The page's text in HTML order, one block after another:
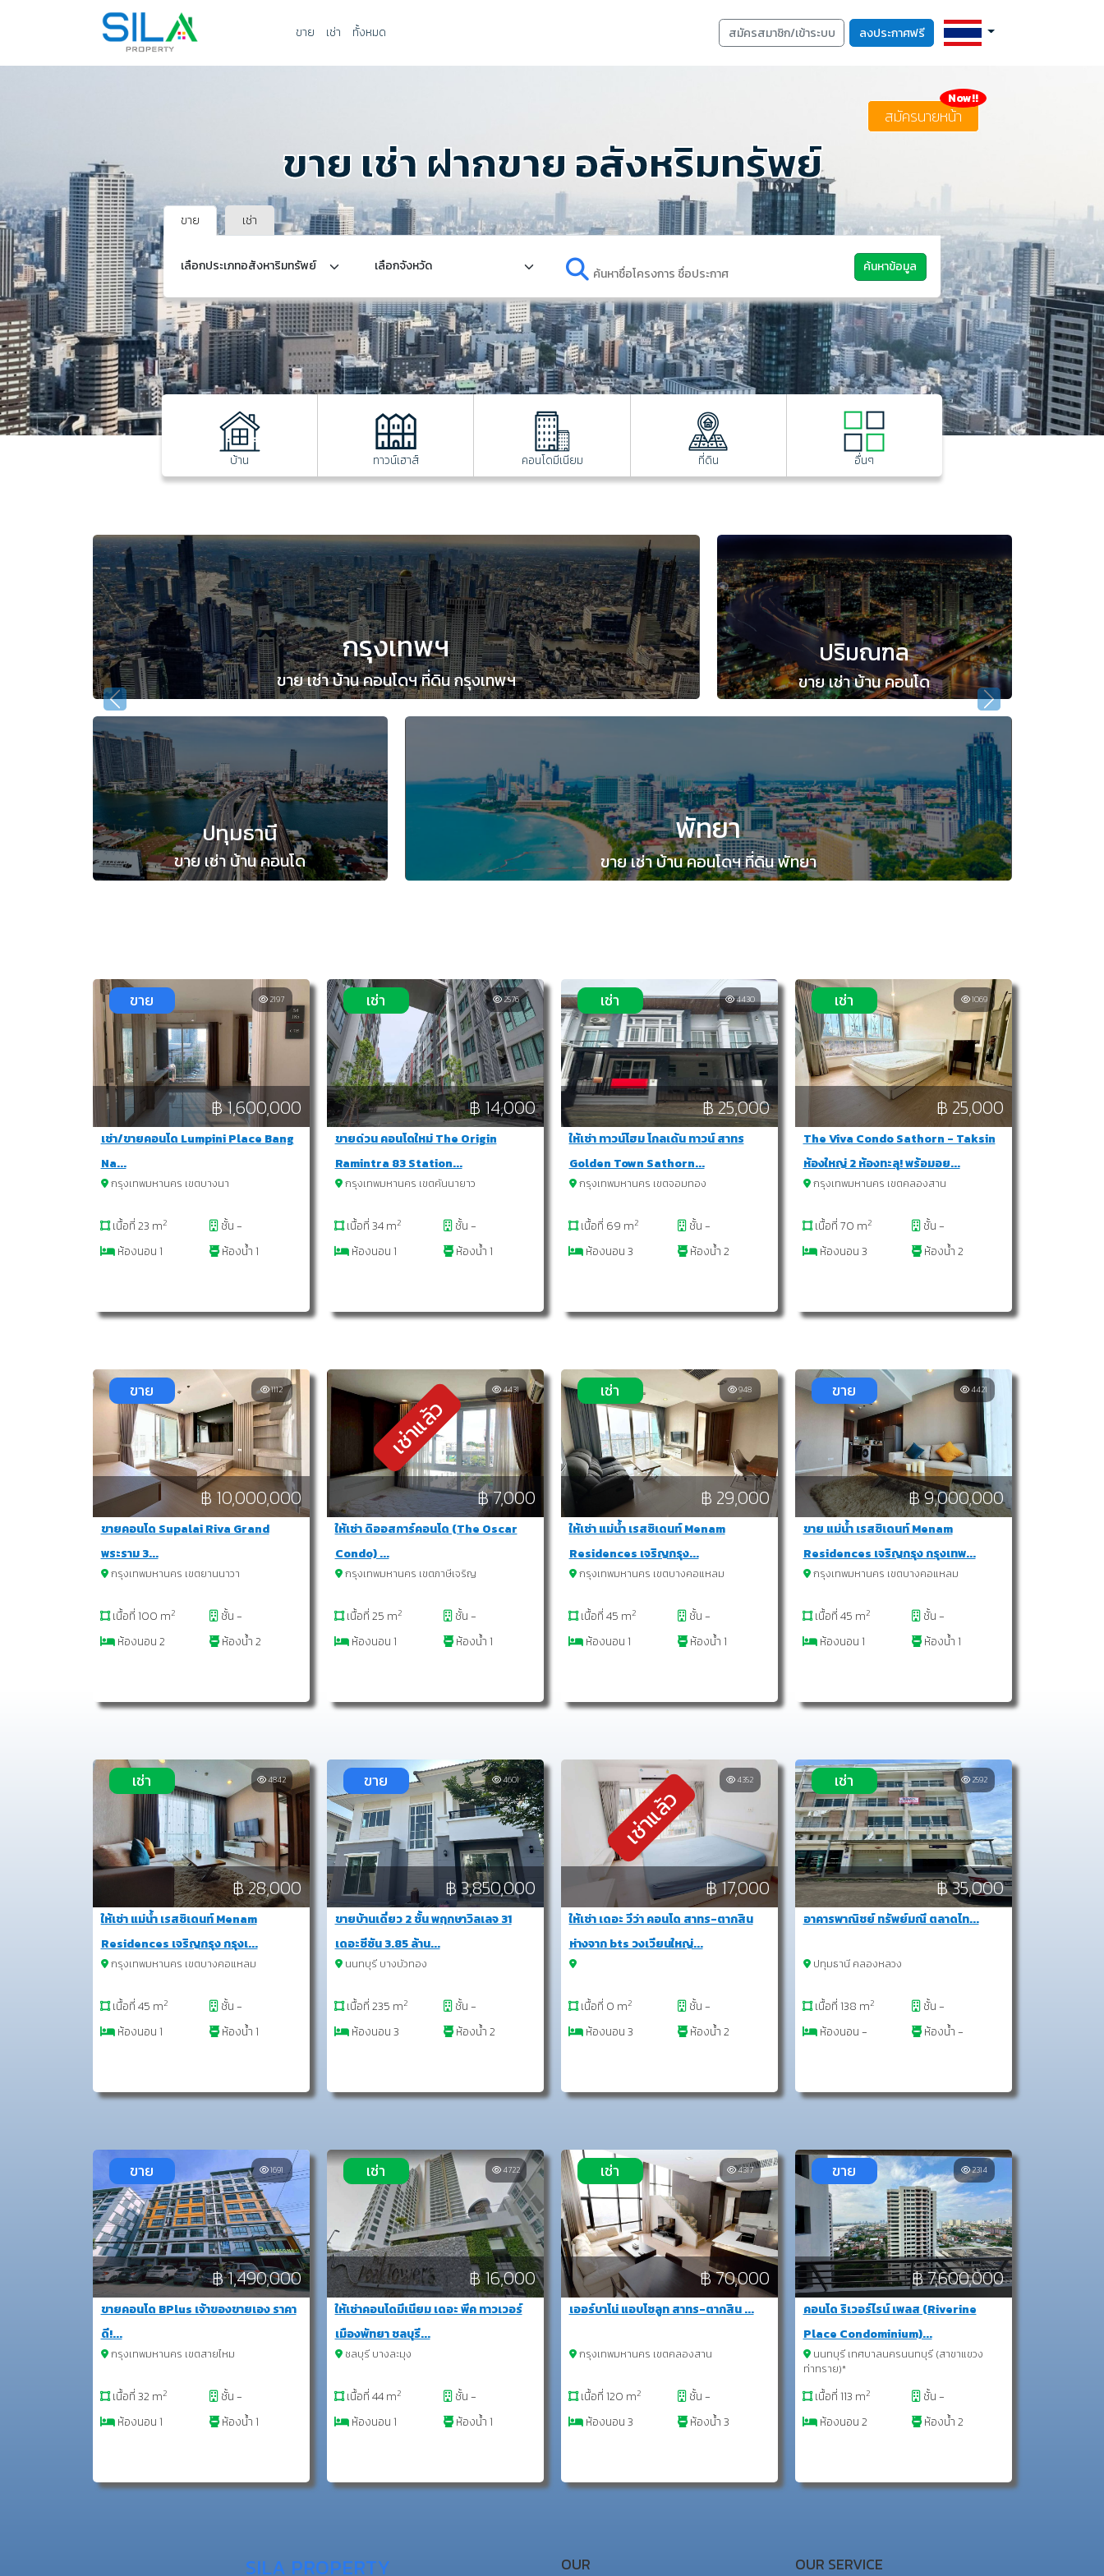
ขาย เช่า ทั้งหมด สมัครสมาชิก/เข้าระบบ ลงประกาศฟรี
สมัครนายหน้า
Now!!
ขาย เช่า ฝากขาย อสังหริมทรัพย์
ขาย เช่า
ค้นหาข้อมูล
บ้าน ทาวน์เฮาส์ คอนโดมีเนียม ที่ดิน อื่นๆ
กรุงเทพฯ
ขาย เช่า บ้าน คอนโดฯ ที่ดิน กรุงเทพฯ
ปริมณฑล
ขาย เช่า บ้าน คอนโด
ปทุมธานี
ขาย เช่า บ้าน คอนโด
พัทยา
ขาย เช่า บ้าน คอนโดฯ ที่ดิน พัทยา
ขาย 2197
฿ 1,600,000
เช่า/ขายคอนโด Lumpini Place Bang
Na...
กรุงเทพมหานคร เขตบางนา
เนื้อที่ 23 m2
ชั้น -
ห้องนอน 1
ห้องน้ำ 1
เช่า 2576
฿ 14,000
ขายด่วน คอนโดใหม่ The Origin
Ramintra 83 Station...
กรุงเทพมหานคร เขตคันนายาว
เนื้อที่ 34 m2
ชั้น -
ห้องนอน 1
ห้องน้ำ 1
เช่า 4430
฿ 25,000
ให้เช่า ทาวน์โฮม โกลเด้น ทาวน์ สาทร
Golden Town Sathorn...
กรุงเทพมหานคร เขตจอมทอง
เนื้อที่ 69 m2
ชั้น -
ห้องนอน 3
ห้องน้ำ 2
เช่า 1069
฿ 25,000
The Viva Condo Sathorn - Taksin
ห้องใหญ่ 2 ห้องทะลุ! พร้อมอย...
กรุงเทพมหานคร เขตคลองสาน
เนื้อที่ 70 m2
ชั้น -
ห้องนอน 3
ห้องน้ำ 2
ขาย 1112
฿ 10,000,000
ขายคอนโด Supalai Riva Grand
พระราม 3...
กรุงเทพมหานคร เขตยานนาวา
เนื้อที่ 100 m2
ชั้น -
ห้องนอน 2
ห้องน้ำ 2
เช่าแล้ว
4431
฿ 7,000
ให้เช่า ดิออสการ์คอนโด (The Oscar
Condo) ...
กรุงเทพมหานคร เขตภาษีเจริญ
เนื้อที่ 25 m2
ชั้น -
ห้องนอน 1
ห้องน้ำ 1
เช่า 948
฿ 29,000
ให้เช่า แม่น้ำ เรสซิเดนท์ Menam
Residences เจริญกรุง...
กรุงเทพมหานคร เขตบางคอแหลม
เนื้อที่ 45 m2
ชั้น -
ห้องนอน 1
ห้องน้ำ 1
ขาย 4421
฿ 9,000,000
ขาย แม่น้ำ เรสซิเดนท์ Menam
Residences เจริญกรุง กรุงเทพ...
กรุงเทพมหานคร เขตบางคอแหลม
เนื้อที่ 45 m2
ชั้น -
ห้องนอน 1
ห้องน้ำ 1
เช่า 4842
฿ 28,000
ให้เช่า แม่น้ำ เรสซิเดนท์ Menam
Residences เจริญกรุง กรุงเ...
กรุงเทพมหานคร เขตบางคอแหลม
เนื้อที่ 45 m2
ชั้น -
ห้องนอน 1
ห้องน้ำ 1
ขาย 4601
฿ 3,850,000
ขายบ้านเดี่ยว 2 ชั้น พฤกษาวิลเลจ 31
เดอะซีซัน 3.85 ล้าน...
นนทบุรี บางบัวทอง
เนื้อที่ 235 m2
ชั้น -
ห้องนอน 3
ห้องน้ำ 2
เช่าแล้ว
4352
฿ 17,000
ให้เช่า เดอะ วีว่า คอนโด สาทร-ตากสิน
ห่างจาก bts วงเวียนใหญ่...
เนื้อที่ 0 m2
ชั้น -
ห้องนอน 3
ห้องน้ำ 2
เช่า 2592
฿ 35,000
อาคารพาณิชย์ ทรัพย์มณี ตลาดไท...
ปทุมธานี คลองหลวง
เนื้อที่ 138 m2
ชั้น -
ห้องนอน -
ห้องน้ำ -
ขาย 1691
฿ 1,490,000
ขายคอนโด BPlus เจ้าของขายเอง ราคา
ดี!...
กรุงเทพมหานคร เขตสายไหม
เนื้อที่ 32 m2
ชั้น -
ห้องนอน 1
ห้องน้ำ 1
เช่า 4722
฿ 16,000
ให้เช่าคอนโดมีเนียม เดอะ พีค ทาวเวอร์
เมืองพัทยา ชลบุรี...
ชลบุรี บางละมุง
เนื้อที่ 44 m2
ชั้น -
ห้องนอน 1
ห้องน้ำ 1
เช่า 4317
฿ 70,000
เออร์บาโน่ แอบโซลูท สาทร-ตากสิน ...
กรุงเทพมหานคร เขตคลองสาน
เนื้อที่ 120 m2
ชั้น -
ห้องนอน 3
ห้องน้ำ 3
ขาย 2314
฿ 7,600,000
คอนโด ริเวอร์ไรน์ เพลส (Riverine
Place Condominium)...
นนทบุรี เทศบาลนครนนทบุรี (สาขาแขวง
ท่าทราย)*
เนื้อที่ 113 m2
ชั้น -
ห้องนอน 2
ห้องน้ำ 2
SILA PROPERTY OUR OUR SERVICE